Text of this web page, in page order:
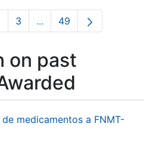
Page
3 ...Intermediate Pages Use
Page
49
on past
medicamentos a FNMT-